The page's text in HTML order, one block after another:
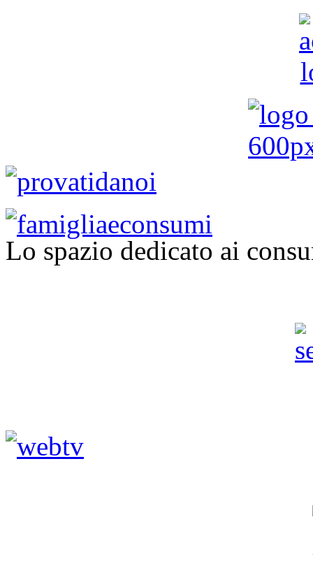
Lo spazio dedicato ai